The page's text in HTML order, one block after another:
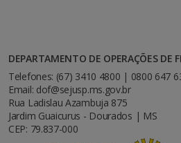
DEPARTAMENTO DE OPERAÇÕES DE
Telefones: (67) 3410 4800 | 0800 647
Email: dof@sejusp.ms.gov.br
Rua Ladislau Azambuja 875
Jardim Guaicurus - Dourados | MS
CEP: 79.837-000